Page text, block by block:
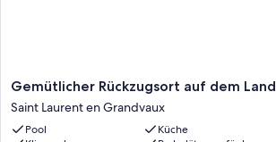
Gemütlicher
Rückzugsort
auf
dem
Gemütlicher Rückzugsort auf dem Land
Saint Laurent en Grandvaux
Pool
Küche